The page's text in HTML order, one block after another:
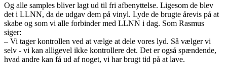
Og alle samples bliver lagt ud til fri afbenyttelse. Ligesom de blev
det i LLNN, da de udgav dem på vinyl. Lyde de brugte årevis på at
skabe og som vi alle forbinder med LLNN i dag. Som Rasmus
siger:
– Vi tager kontrollen ved at vælge at dele vores lyd. Så vælger vi
selv - vi kan alligevel ikke kontrollere det. Det er også spændende,
hvad andre kan få ud af noget, vi har brugt tid på at lave.